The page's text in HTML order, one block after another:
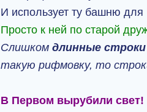
И использует ту башню
Просто к ней по старой
Слишкомдлинные
такую рифмовку, то
В Первом вырубили свет!